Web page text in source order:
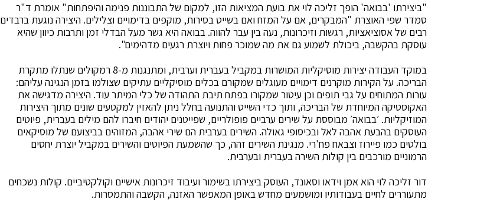
"ביצירתו 'בבואה' הופך זליכה לוי את בועת המציאות הזו, למקום של התבוננות פנימה והיפתחות" אומרת ד"ר
סמדר שפי האוצרת "המבקרים, אם על המזח ואם בשייט בסירות, מוקפים בדימויים וצלילים. היצירה נוגעת ברבדים
רבים של אסוציאציות, רגשות וזיכרונות, נעה בין עבר להווה. בבואה היא גשר מעל הבדלי זמן ותרבות כיוון שהיא
עוסקת בהקשבה, ביכולת לשמוע גם את מה שמוכר פחות ויוצרת רגעים מדהימים".
במוקד העבודה יצירות מוסיקליות המושרות במקביל בעברית וערבית, ומתנגנות מ-8 רמקולים שנתלו מתקרת
הבריכה. על הקירות מוקרנים דימויים מעוגלים שמקורם בכלים מוסיקליים עתיקים שצולמו בזמן הנגינה עליהם:
עורות המתוחים על גבי תופים וכן עיטור שמקורו בפתח תיבת התהודה של כלי המיתר עוּד. היצירה מדגישה את
האקוסטיקה המיוחדת של הבריכה, ותוך כדי השייט והתנועה בחלל ניתן להאזין למקטעים שונים מתוך היצירות
המוזיקליות. ׳בבואה׳ מבוססת על שירים ערביים פופולריים, שפייטנים יהודים חיברו להם מילים בעברית, פיוטים
העוסקים בהבעת אהבה לאל ובכיסופי גאולה. השירים בערבית הם שירי אהבה, המזוהים בביצועם של מוסיקאים
בולטים כמו פיירוז וצבאח פח'רי. מנגינת השירים זהה, כך שהשמעת הפיוטים והשירים במקביל יוצרת יחסים
הרמוניים מורכבים בין קולות השירה בעברית ובערבית.
דור זליכה לוי הוא אמן וידאו וסאונד, העוסק ביצירתו בשימור ועיבוד זיכרונות אישיים וקולקטיביים. קולות נשכחים
מתעוררים לחיים בעבודותיו ומושמעים מחדש באופן המאפשר האזנה, הקשבה והתמסרות.